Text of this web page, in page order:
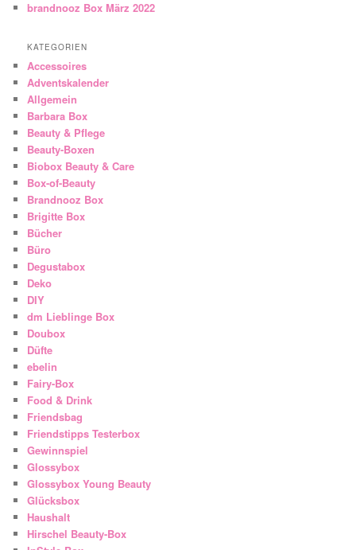
brandnooz Box März 2022
KATEGORIEN
Accessoires
Adventskalender
Allgemein
Barbara Box
Beauty & Pflege
Beauty-Boxen
Biobox Beauty & Care
Box-of-Beauty
Brandnooz Box
Brigitte Box
Bücher
Büro
Degustabox
Deko
DIY
dm Lieblinge Box
Doubox
Düfte
ebelin
Fairy-Box
Food & Drink
Friendsbag
Friendstipps Testerbox
Gewinnspiel
Glossybox
Glossybox Young Beauty
Glücksbox
Haushalt
Hirschel Beauty-Box